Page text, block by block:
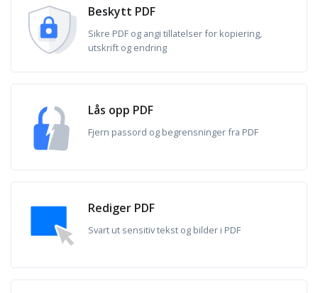
Beskytt PDF
Sikre PDF og angi tillatelser for kopiering,
utskrift og endring
Lås opp PDF
Fjern passord og begrensninger fra PDF
Rediger PDF
Svart ut sensitiv tekst og bilder i PDF